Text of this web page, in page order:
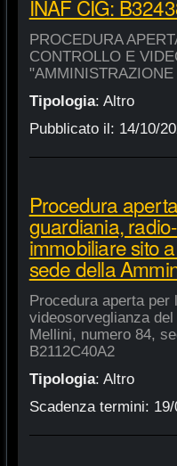
INAF CIG:
PROCEDURA
CONTROLLO E
Tipologia: Altro
Pubblicato il: 14/10/
Procedura
guardiania,
immobiliare sito
sede della
Procedura aperta
videosorveglianza
Mellini, numero 84,
B2112C40A2
Tipologia: Altro
Scadenza termini: